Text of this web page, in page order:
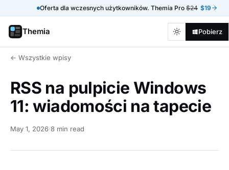
Oferta dla wczesnych użytkowników. Themia Pro $24 $19
Themia Pobierz
← Wszystkie wpisy
RSS na pulpicie Windows
11: wiadomości na tapecie
May 1, 2026·8 min read